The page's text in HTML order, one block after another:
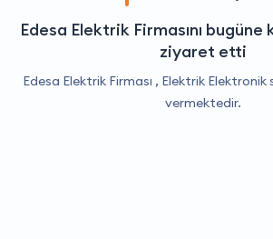
Edesa Elektrik Firmasını bugüne
ziyaret etti
Edesa Elektrik Firması , Elektrik Elektronik
vermektedir.